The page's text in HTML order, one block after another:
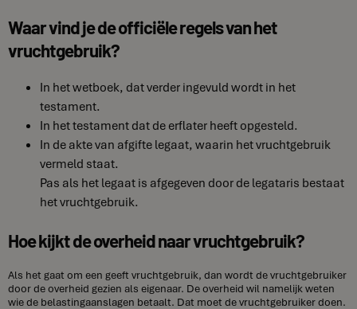
Waar vind je de officiële regels van het
vruchtgebruik?
In het wetboek, dat verder ingevuld wordt in het
testament.
In het testament dat de erflater heeft opgesteld.
In de akte van afgifte legaat, waarin het vruchtgebruik
vermeld staat.
Pas als het legaat is afgegeven door de legataris bestaat
het vruchtgebruik.
Hoe kijkt de overheid naar vruchtgebruik?
Als het gaat om een geeft vruchtgebruik, dan wordt de vruchtgebruiker
door de overheid gezien als eigenaar. De overheid wil namelijk weten
wie de belastingaanslagen betaalt. Dat moet de vruchtgebruiker doen.